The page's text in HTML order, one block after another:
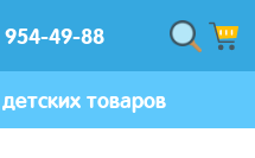
954-49-88
товаров